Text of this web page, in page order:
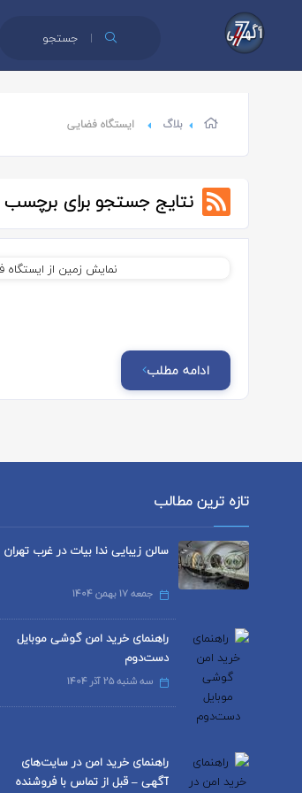
جستجو
بلاگ ایستگاه فضایی
نتایج جستجو برای برچسب
ادامه مطلب
تازه ترین مطالب
سالن زیبایی ندا بیات در غرب تهران
جمعه 17 بهمن 1404
راهنمای خرید امن گوشی موبایل
دست‌دوم
سه شنبه 25 آذر 1404
راهنمای خرید امن در سایت‌های
آگهی – قبل از تماس با فروشنده